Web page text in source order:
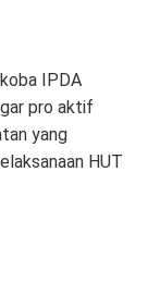
IPDA
pro aktif
yang
HUT